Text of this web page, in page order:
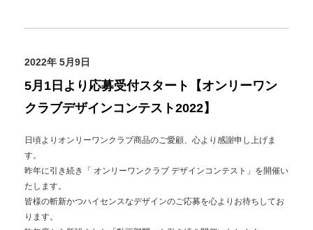
2022年 5月9日
5月1日より応募受付スタート【オンリーワン
クラブデザインコンテスト2022】
日頃よりオンリーワンクラブ商品のご愛顧、心より感謝申し上げま
す。
昨年に引き続き「 オンリーワンクラブ デザインコンテスト」を開催い
たします。
皆様の斬新かつハイセンスなデザインのご応募を心よりお待ちしてお
ります。